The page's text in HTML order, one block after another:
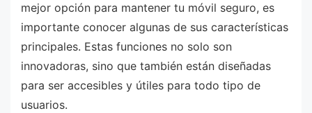
mejor opción para mantener tu móvil seguro, es
importante conocer algunas de sus características
principales. Estas funciones no solo son
innovadoras, sino que también están diseñadas
para ser accesibles y útiles para todo tipo de
usuarios.